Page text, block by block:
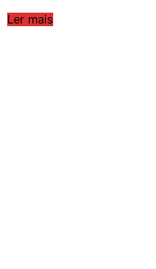
Ler mais